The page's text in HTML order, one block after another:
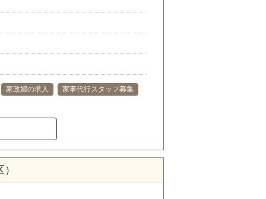
家政婦の求人 家事代行スタッフ募集